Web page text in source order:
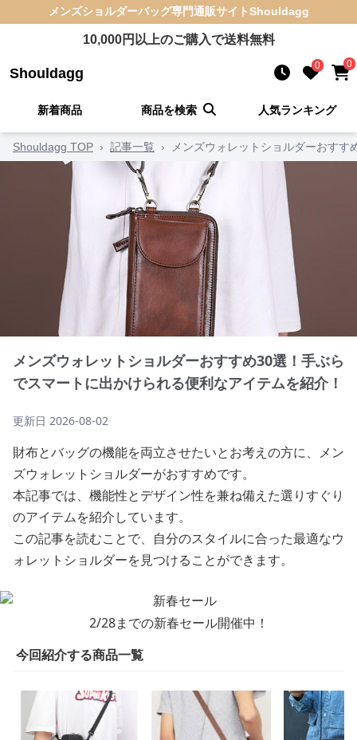
メンズショルダーバッグ専門通販サイトShouldagg
10,000円以上のご購入で送料無料
Shouldagg 0 0
新着商品 商品を検索 人気ランキング
Shouldagg TOP › 記事一覧 › メンズウォレットショルダーおす
メンズウォレットショルダーおすすめ30選！手ぶら
でスマートに出かけられる便利なアイテムを紹介！
更新日 2026-08-02
財布とバッグの機能を両立させたいとお考えの方に、メン
ズウォレットショルダーがおすすめです。
本記事では、機能性とデザイン性を兼ね備えた選りすぐり
のアイテムを紹介しています。
この記事を読むことで、自分のスタイルに合った最適なウ
ォレットショルダーを見つけることができます。
2/28までの新春セール開催中！
今回紹介する商品一覧